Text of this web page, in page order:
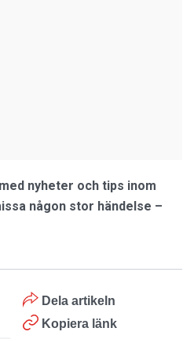
nyheter och tips inom
någon stor händelse –
Dela artikeln
Kopiera länk